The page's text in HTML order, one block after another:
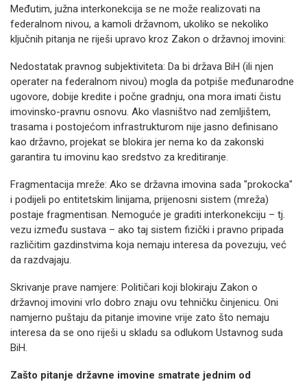
Međutim, južna interkonekcija se ne može realizovati na
federalnom nivou, a kamoli državnom, ukoliko se nekoliko
ključnih pitanja ne riješi upravo kroz Zakon o državnoj imovini:
Nedostatak pravnog subjektiviteta: Da bi država BiH (ili njen
operater na federalnom nivou) mogla da potpiše međunarodne
ugovore, dobije kredite i počne gradnju, ona mora imati čistu
imovinsko-pravnu osnovu. Ako vlasništvo nad zemljištem,
trasama i postojećom infrastrukturom nije jasno definisano
kao državno, projekat se blokira jer nema ko da zakonski
garantira tu imovinu kao sredstvo za kreditiranje.
Fragmentacija mreže: Ako se državna imovina sada "prokocka"
i podijeli po entitetskim linijama, prijenosni sistem (mreža)
postaje fragmentisan. Nemoguće je graditi interkonekciju – tj.
vezu između sustava – ako taj sistem fizički i pravno pripada
različitim gazdinstvima koja nemaju interesa da povezuju, već
da razdvajaju.
Skrivanje prave namjere: Političari koji blokiraju Zakon o
državnoj imovini vrlo dobro znaju ovu tehničku činjenicu. Oni
namjerno puštaju da pitanje imovine vrije zato što nemaju
interesa da se ono riješi u skladu sa odlukom Ustavnog suda
BiH.
Zašto pitanje državne imovine smatrate jednim od